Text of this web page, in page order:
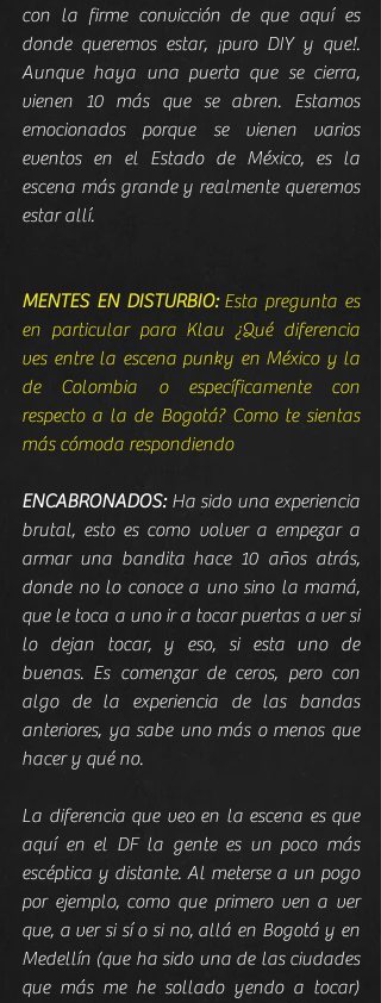
con la firme convicción de que aquí es
donde queremos estar, ¡puro DIY y que!.
Aunque haya una puerta que se cierra,
vienen 10 más que se abren. Estamos
emocionados porque se vienen varios
eventos en el Estado de México, es la
escena más grande y realmente queremos
estar allí.
MENTES EN DISTURBIO: Esta pregunta es
en particular para Klau ¿Qué diferencia
ves entre la escena punky en México y la
de Colombia o específicamente con
respecto a la de Bogotá? Como te sientas
más cómoda respondiendo
ENCABRONADOS: Ha sido una experiencia
brutal, esto es como volver a empezar a
armar una bandita hace 10 años atrás,
donde no lo conoce a uno sino la mamá,
que le toca a uno ir a tocar puertas a ver si
lo dejan tocar, y eso, si esta uno de
buenas. Es comenzar de ceros, pero con
algo de la experiencia de las bandas
anteriores, ya sabe uno más o menos que
hacer y qué no.
La diferencia que veo en la escena es que
aquí en el DF la gente es un poco más
escéptica y distante. Al meterse a un pogo
por ejemplo, como que primero ven a ver
que, a ver si sí o si no, allá en Bogotá y en
Medellín (que ha sido una de las ciudades
que más me he sollado yendo a tocar)